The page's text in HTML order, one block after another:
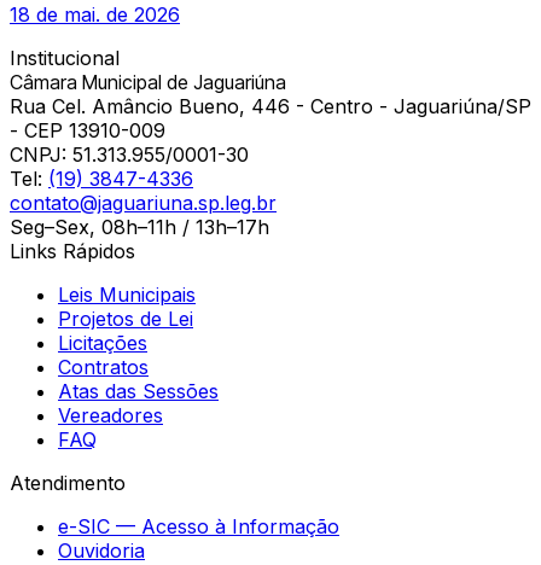
18 de mai. de 2026
Institucional
Câmara Municipal de Jaguariúna
Rua Cel. Amâncio Bueno, 446 - Centro - Jaguariúna/SP
- CEP 13910-009
CNPJ: 51.313.955/0001-30
Tel: (19) 3847-4336
contato@jaguariuna.sp.leg.br
Seg–Sex, 08h–11h / 13h–17h
Links Rápidos
Leis Municipais
Projetos de Lei
Licitações
Contratos
Atas das Sessões
Vereadores
FAQ
Atendimento
e-SIC — Acesso à Informação
Ouvidoria